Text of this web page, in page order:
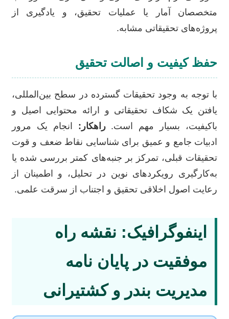
متخصصان آمار یا عملیات تحقیق، و یادگیری از
پروژه‌های تحقیقاتی مشابه.
حفظ کیفیت و اصالت تحقیق
با توجه به وجود تحقیقات گسترده در سطح بین‌المللی،
یافتن یک شکاف تحقیقاتی و ارائه محتوایی اصیل و
باکیفیت، بسیار مهم است.راهکار: انجام یک مرور
ادبیات جامع و عمیق برای شناسایی نقاط ضعف و قوت
تحقیقات قبلی، تمرکز بر جنبه‌های کمتر بررسی شده یا
به‌کارگیری رویکردهای نوین در تحلیل، و اطمینان از
رعایت اصول اخلاقی تحقیق و اجتناب از سرقت علمی.
اینفوگرافیک: نقشه راه
موفقیت در پایان نامه
مدیریت بندر و کشتیرانی